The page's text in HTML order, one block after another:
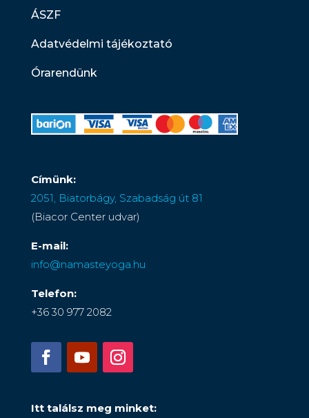
ÁSZF
Adatvédelmi tájékoztató
Órarendünk
Címünk:
2051, Biatorbágy, Szabadság út 81
(Biacor Center udvar)
E-mail:
info@namasteyoga.hu
Telefon:
+36 30 977 2082
Itt találsz meg minket: